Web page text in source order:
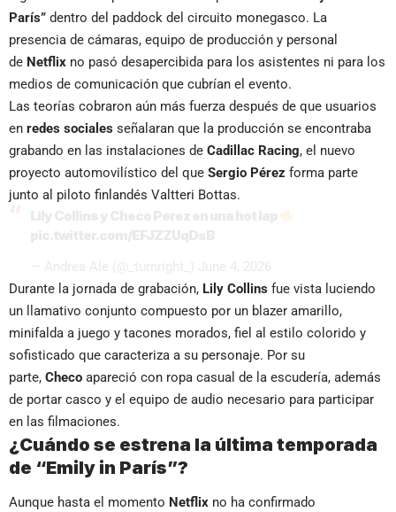
París” dentro del paddock del circuito monegasco. La
presencia de cámaras, equipo de producción y personal
de Netflix no pasó desapercibida para los asistentes ni para los
medios de comunicación que cubrían el evento.
Las teorías cobraron aún más fuerza después de que usuarios
en redes sociales señalaran que la producción se encontraba
grabando en las instalaciones de Cadillac Racing, el nuevo
proyecto automovilístico del que Sergio Pérez forma parte
junto al piloto finlandés Valtteri Bottas.
Durante la jornada de grabación, Lily Collins fue vista luciendo
un llamativo conjunto compuesto por un blazer amarillo,
minifalda a juego y tacones morados, fiel al estilo colorido y
sofisticado que caracteriza a su personaje. Por su
parte, Checo apareció con ropa casual de la escudería, además
de portar casco y el equipo de audio necesario para participar
en las filmaciones.
¿Cuándo se estrena la última temporada
de “Emily in París”?
Aunque hasta el momento Netflix no ha confirmado